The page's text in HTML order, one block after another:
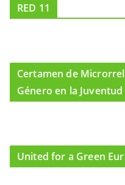
RED 11
Certamen de
Género en la Juventud
United for a Green